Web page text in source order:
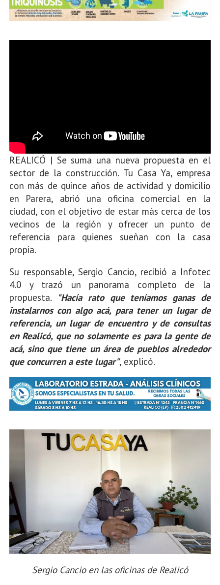
REALICÓ | Se suma una nueva propuesta en el
sector de la construcción. Tu Casa Ya, empresa
con más de quince años de actividad y domicilio
en Parera, abrió una oficina comercial en la
ciudad, con el objetivo de estar más cerca de los
vecinos de la región y ofrecer un punto de
referencia para quienes sueñan con la casa
propia.
Su responsable, Sergio Cancio, recibió a Infotec
4.0 y trazó un panorama completo de la
propuesta. "Hacía rato que teníamos ganas de
instalarnos con algo acá, para tener un lugar de
referencia, un lugar de encuentro y de consultas
en Realicó, que no solamente es para la gente de
acá, sino que tiene un área de pueblos alrededor
que concurren a este lugar", explicó.
Sergio Cancio en las oficinas de Realicó